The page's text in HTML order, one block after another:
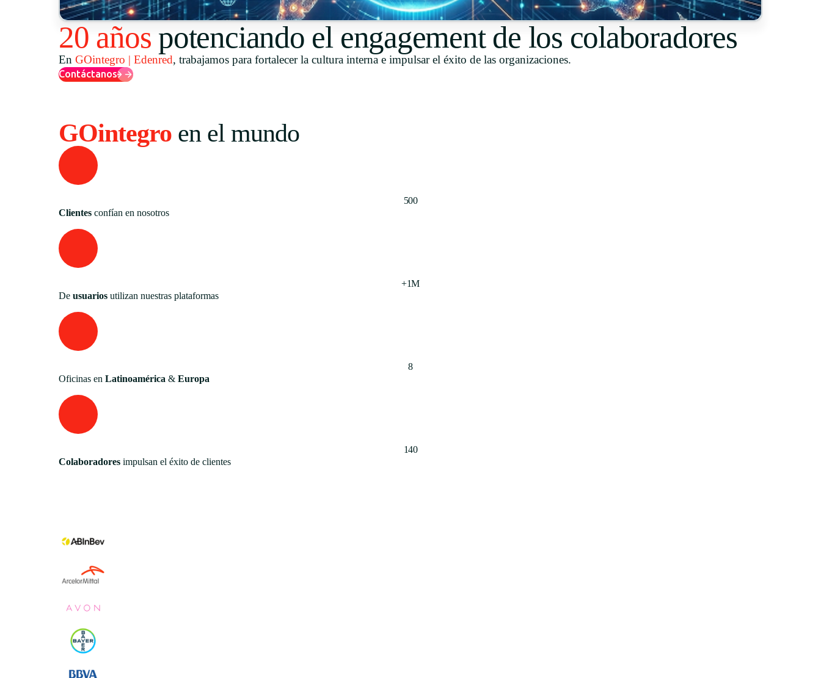
Uruguay
USA
Português
20 años potenciando el engagement de los colaboradores
En GOintegro | Edenred, trabajamos para fortalecer la cultura interna e impulsar el éxito de las organizaciones.
Contáctanos
GOintegro en el mundo
500
Clientes confían en nosotros
+1M
De usuarios utilizan nuestras plataformas
8
Oficinas en Latinoamérica & Europa
140
Colaboradores impulsan el éxito de clientes